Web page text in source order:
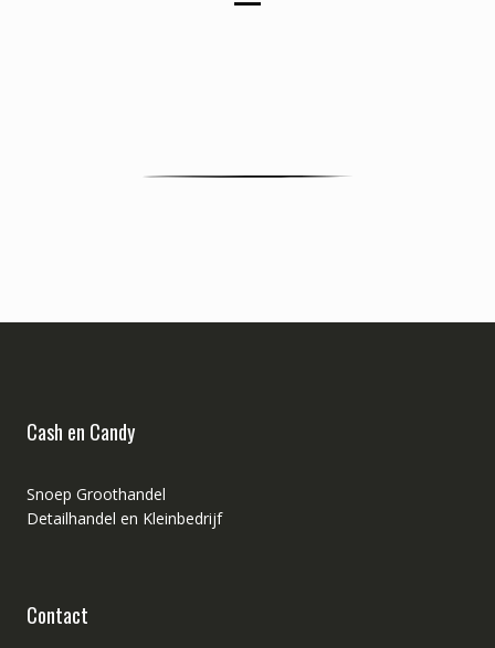
Cash en Candy
Snoep Groothandel
Detailhandel en Kleinbedrijf
Contact